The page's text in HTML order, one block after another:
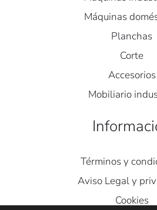
Máquinas
Planchas
Corte
Accesorios
Mobiliario
Términos y
Aviso Legal y
Cookies